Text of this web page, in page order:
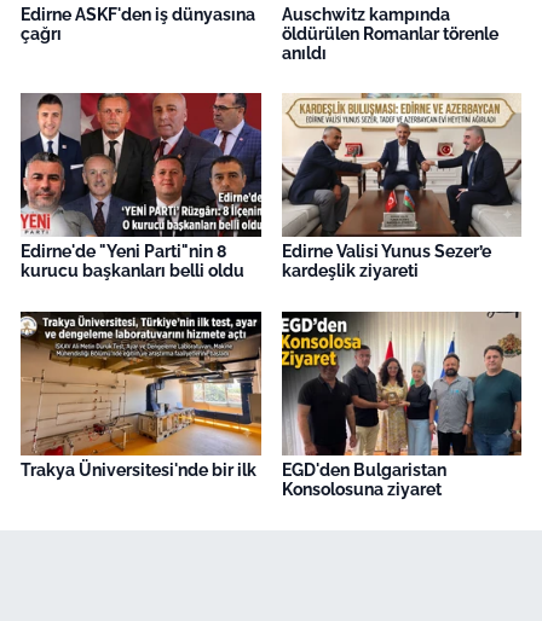
Edirne ASKF'den iş dünyasına
çağrı
Auschwitz kampında
öldürülen Romanlar törenle
anıldı
Edirne'de "Yeni Parti"nin 8
kurucu başkanları belli oldu
Edirne Valisi Yunus Sezer’e
kardeşlik ziyareti
Trakya Üniversitesi'nde bir ilk
EGD'den Bulgaristan
Konsolosuna ziyaret